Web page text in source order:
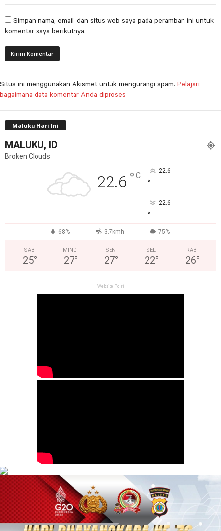
Simpan nama, email, dan situs web saya pada peramban ini untuk
komentar saya berikutnya.
Situs ini menggunakan Akismet untuk mengurangi spam. Pelajari
bagaimana data komentar Anda diproses
Maluku Hari Ini
MALUKU, ID
Broken Clouds
22.6 ° C 22.6
°
22.6
°
68% 3.7kmh 75%
SAB
25°
MING
27°
SEN
27°
SEL
22°
RAB
26°
Website Polri